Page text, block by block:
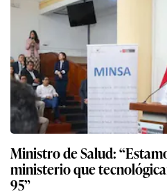
Ministro de Salud:
ministerio que
95”